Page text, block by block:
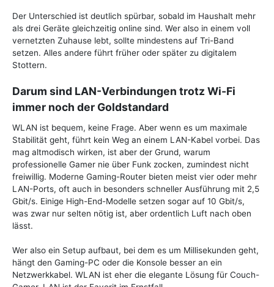
Der Unterschied ist deutlich spürbar, sobald im Haushalt mehr
als drei Geräte gleichzeitig online sind. Wer also in einem voll
vernetzten Zuhause lebt, sollte mindestens auf Tri-Band
setzen. Alles andere führt früher oder später zu digitalem
Stottern.
Darum sind LAN-Verbindungen trotz Wi-Fi
immer noch der Goldstandard
WLAN ist bequem, keine Frage. Aber wenn es um maximale
Stabilität geht, führt kein Weg an einem LAN-Kabel vorbei. Das
mag altmodisch wirken, ist aber der Grund, warum
professionelle Gamer nie über Funk zocken, zumindest nicht
freiwillig. Moderne Gaming-Router bieten meist vier oder mehr
LAN-Ports, oft auch in besonders schneller Ausführung mit 2,5
Gbit/s. Einige High-End-Modelle setzen sogar auf 10 Gbit/s,
was zwar nur selten nötig ist, aber ordentlich Luft nach oben
lässt.
Wer also ein Setup aufbaut, bei dem es um Millisekunden geht,
hängt den Gaming-PC oder die Konsole besser an ein
Netzwerkkabel. WLAN ist eher die elegante Lösung für Couch-